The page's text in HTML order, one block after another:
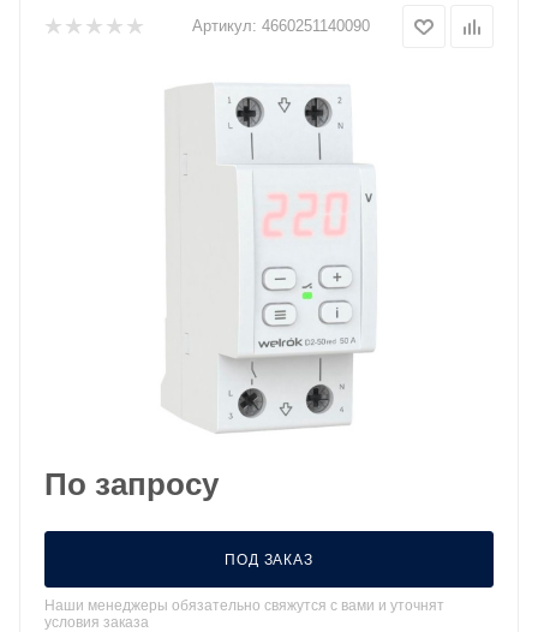
Артикул: 4660251140090
По запросу
ПОД ЗАКАЗ
Наши менеджеры обязательно свяжутся с вами и уточнят
условия заказа